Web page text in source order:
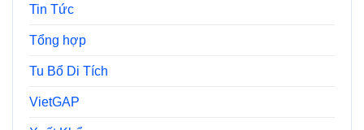
Tin Tức
Tổng hợp
Tu Bổ Di Tích
VietGAP